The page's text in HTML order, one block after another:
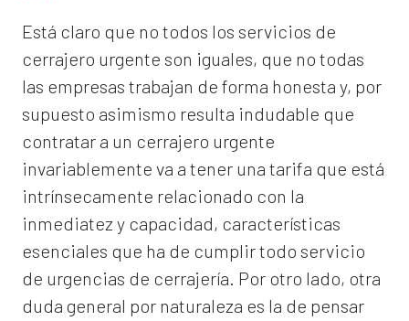
Está claro que no todos los servicios de
cerrajero urgente son iguales, que no todas
las empresas trabajan de forma honesta y, por
supuesto asimismo resulta indudable que
contratar a un cerrajero urgente
invariablemente va a tener una tarifa que está
intrínsecamente relacionado con la
inmediatez y capacidad, características
esenciales que ha de cumplir todo servicio
de urgencias de cerrajería. Por otro lado, otra
duda general por naturaleza es la de pensar